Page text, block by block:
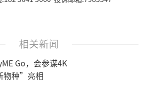
相关新闻
Go，会参谋4K
物种”亮相